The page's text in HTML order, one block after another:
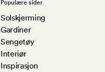
Populære sider
Solskjerming
Gardiner
Sengetøy
Interiør
Inspirasjon